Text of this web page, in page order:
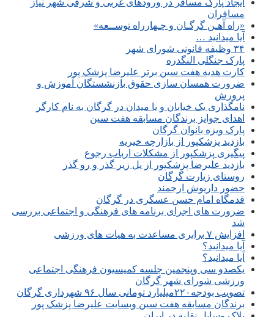
ایجاد پارک مسافر در ورودهای غربی و شرقی شهر نیاز
مسافران
«راه آهـن گرگـان و چـهارراه توســعه»
آیا میدانید …
۳۴ وظیفه قانونی شورای شهر
پارک جنگلی النگدره
کارت هدیه هفت سین برتر علیرضا پزشک پور
ضرورت همسان سازی حقوق بازنشستگان آموزش و
پرورش
نامگذاری یک خیابان و یا میدان در گرگان به نام کارگر
اهدای جوایز برندگان مسابقه هفت سین
پارک ویزه بانوان گرگان
بازدید پزشکپور از بازارچه خیریه
پیگیری پزشکپور از مشکلات ارباب رجوع
بازدید علیرضا پزشکپور از پل زیر گذر و رو گذر
روستای زیارت گرگان
حضور داریوش ارجمند
قدمگاه امام حسن عسگری در گرگان
ضرورت های اجرای برنامه های فرهنگی و اجتماعی بررسی
شد
افزایش ۷ برابری مساعدت به هیات های ورزشی
آیا میدانید؟
آیا میدانید؟
یکصدو سی وپنجمین جلسه کمیسیون فرهنگی اجتماعی
ورزشی شورای شهر گرگان
تصویب بودجه۲۲۰میلیارد تومانی سال ۹۶ شهرداری گرگان
برندگان مسابقه هفت سین وبسایت علیرضا پزشک پور